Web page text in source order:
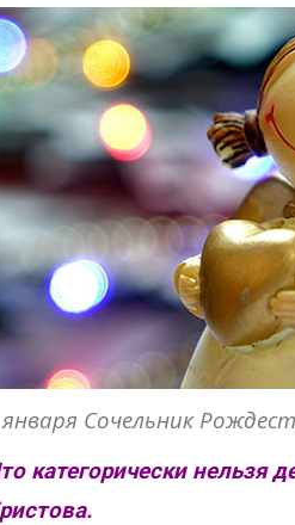
Сочельник
категорически нельзя